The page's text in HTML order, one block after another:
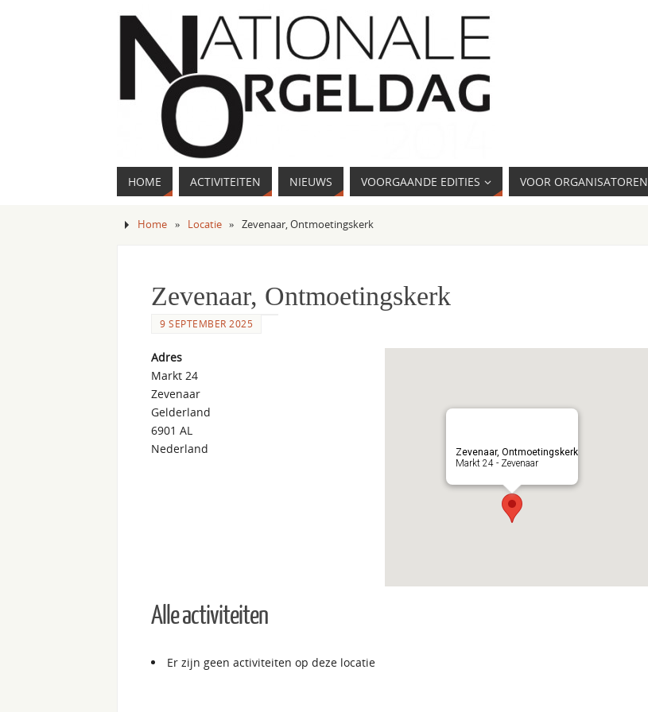
HOME ACTIVITEITEN NIEUWS VOORGAANDE EDITIES VOOR ORGANISATOREN
Home » Locatie » Zevenaar, Ontmoetingskerk
Zevenaar, Ontmoetingskerk
9 SEPTEMBER 2025
Zevenaar, Ontmoetingskerk
Markt 24 - Zevenaar
Adres
Markt 24
Zevenaar
Gelderland
6901 AL
Nederland
Alle activiteiten
Er zijn geen activiteiten op deze locatie